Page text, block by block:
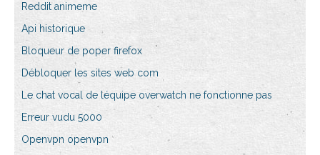
Reddit animeme
Api historique
Bloqueur de poper firefox
Débloquer les sites web com
Le chat vocal de léquipe overwatch ne fonctionne pas
Erreur vudu 5000
Openvpn openvpn